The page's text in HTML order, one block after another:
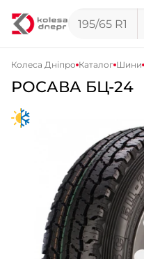
Колеса Дніпро Каталог Шини
РОСАВА БЦ-24